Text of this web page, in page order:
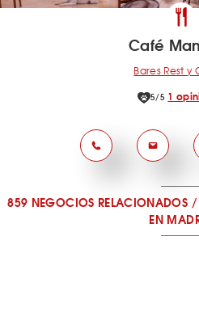
Café
Bares Rest y
5/5 1
859 NEGOCIOS RELACIONADOS
EN